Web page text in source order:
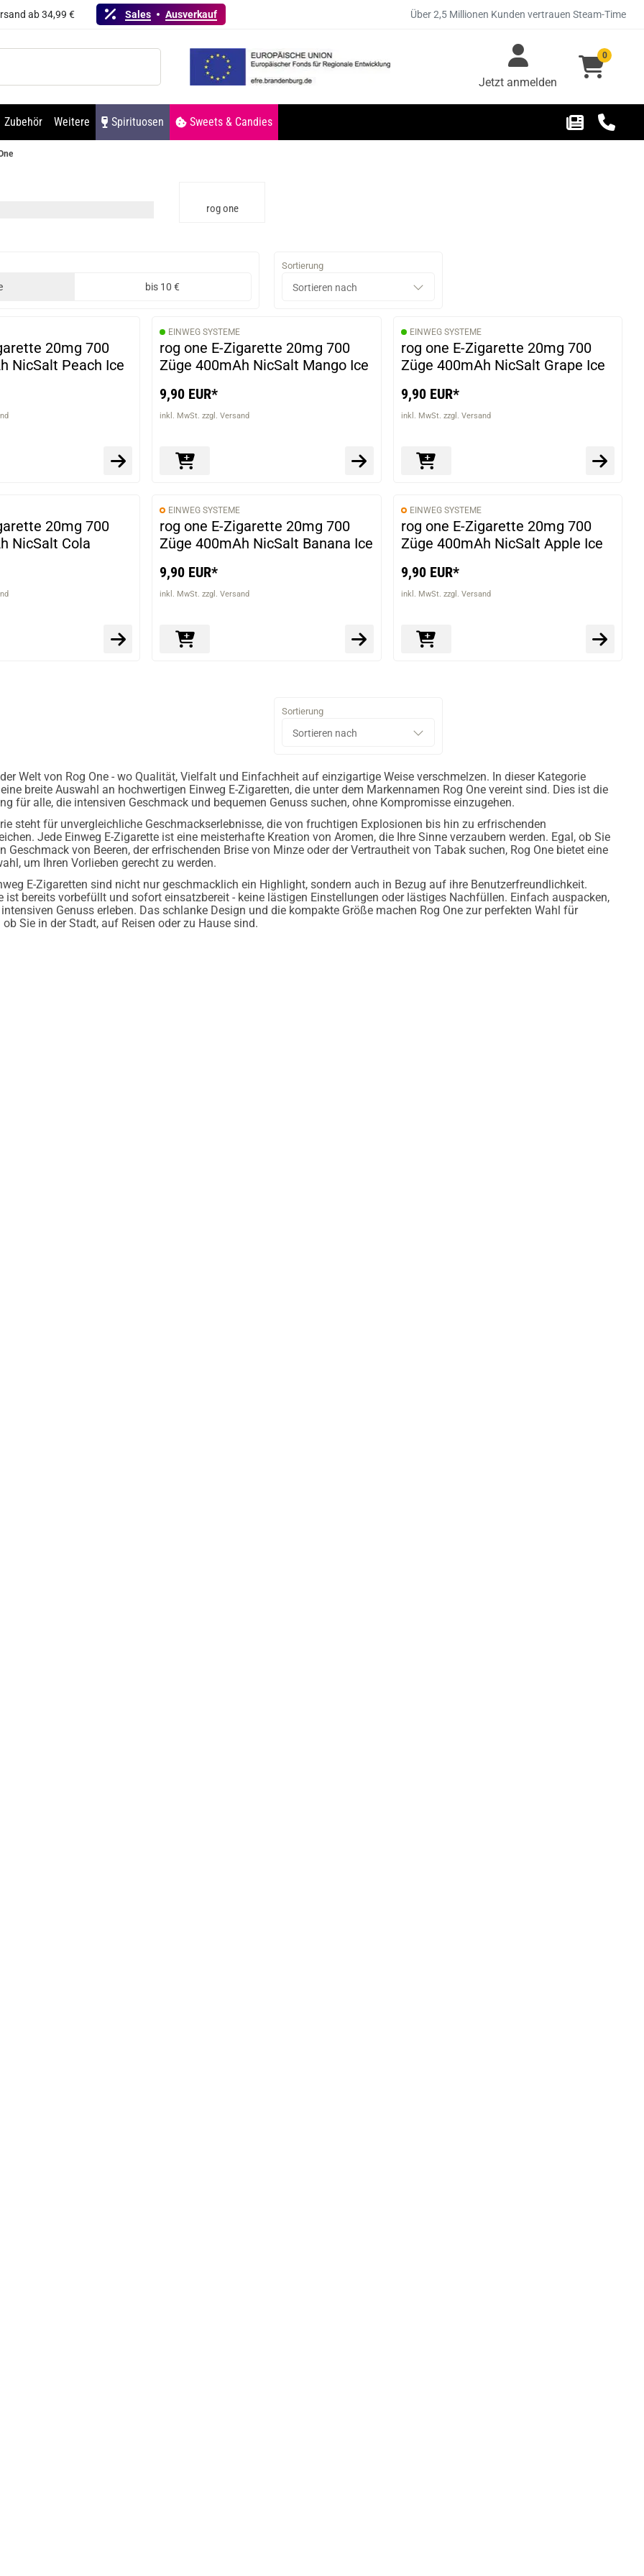
ab 34,99 € Sales Ausverkauf Über 2,5 Millionen Kunden vertrauen Steam-Time
Jetzt anmelden
0
Zubehör Weitere Spirituosen Sweets & Candies
rog one
bis 10 €
Sortierung
20mg 700
NicSalt Peach Ice
EINWEG SYSTEME
rog one E-Zigarette 20mg 700
Züge 400mAh NicSalt Mango Ice
9,90 EUR*
inkl. MwSt. zzgl. Versand
EINWEG SYSTEME
rog one E-Zigarette 20mg 700
Züge 400mAh NicSalt Grape Ice
9,90 EUR*
inkl. MwSt. zzgl. Versand
20mg 700
NicSalt Cola
EINWEG SYSTEME
rog one E-Zigarette 20mg 700
Züge 400mAh NicSalt Banana Ice
9,90 EUR*
inkl. MwSt. zzgl. Versand
EINWEG SYSTEME
rog one E-Zigarette 20mg 700
Züge 400mAh NicSalt Apple Ice
9,90 EUR*
inkl. MwSt. zzgl. Versand
Sortierung
Welt von Rog One - wo Qualität, Vielfalt und Einfachheit auf einzigartige Weise verschmelzen. In dieser Kategorie
breite Auswahl an hochwertigen Einweg E-Zigaretten, die unter dem Markennamen Rog One vereint sind. Dies ist die
für alle, die intensiven Geschmack und bequemen Genuss suchen, ohne Kompromisse einzugehen.
steht für unvergleichliche Geschmackserlebnisse, die von fruchtigen Explosionen bis hin zu erfrischenden
Jede Einweg E-Zigarette ist eine meisterhafte Kreation von Aromen, die Ihre Sinne verzaubern werden. Egal, ob Sie
Geschmack von Beeren, der erfrischenden Brise von Minze oder der Vertrautheit von Tabak suchen, Rog One bietet eine
um Ihren Vorlieben gerecht zu werden.
E-Zigaretten sind nicht nur geschmacklich ein Highlight, sondern auch in Bezug auf ihre Benutzerfreundlichkeit.
ist bereits vorbefüllt und sofort einsatzbereit - keine lästigen Einstellungen oder lästiges Nachfüllen. Einfach auspacken,
Genuss erleben. Das schlanke Design und die kompakte Größe machen Rog One zur perfekten Wahl für
Sie in der Stadt, auf Reisen oder zu Hause sind.